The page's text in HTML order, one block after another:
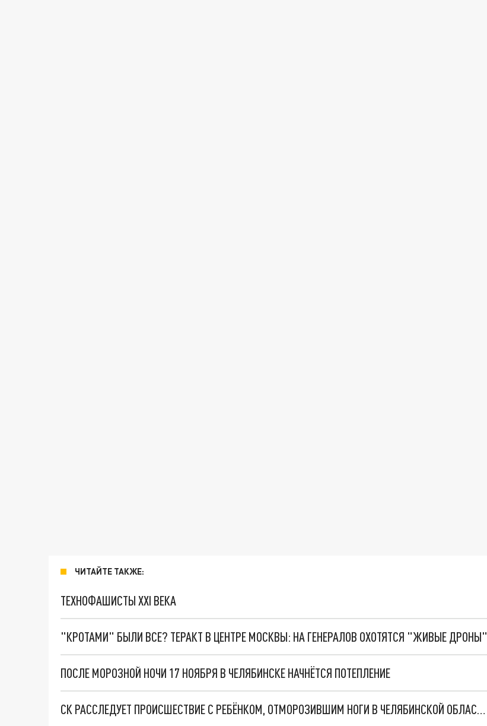
ЧИТАЙТЕ ТАКЖЕ:
ТЕХНОФАШИСТЫ XXI ВЕКА
"КРОТАМИ" БЫЛИ ВСЕ? ТЕРАКТ В ЦЕНТРЕ МОСКВЫ: НА ГЕНЕРАЛОВ ОХОТЯТСЯ "ЖИВЫЕ ДРОНЫ"
ПОСЛЕ МОРОЗНОЙ НОЧИ 17 НОЯБРЯ В ЧЕЛЯБИНСКЕ НАЧНЁТСЯ ПОТЕПЛЕНИЕ
СК РАССЛЕДУЕТ ПРОИСШЕСТВИЕ С РЕБЁНКОМ, ОТМОРОЗИВШИМ НОГИ В ЧЕЛЯБИНСКОЙ ОБЛАСТИ